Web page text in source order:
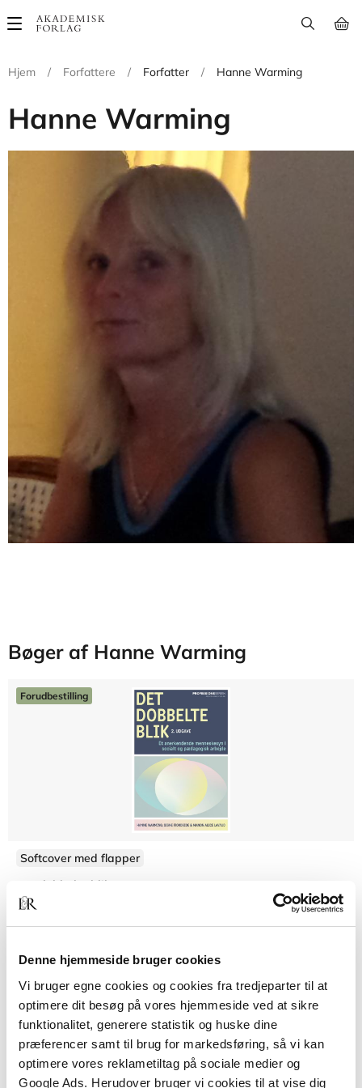
Denne hjemmeside bruger cookies
Vi bruger egne cookies og cookies fra tredjeparter til at
optimere dit besøg på vores hjemmeside ved at sikre
funktionalitet, generere statistik og huske dine
præferencer samt til brug for markedsføring, så vi kan
optimere vores reklametiltag på sociale medier og
Google Ads. Herudover bruger vi cookies til at vise dig
Main
Hjem
/ Forfattere / Forfatter / Hanne Warming
Hanne Warming
Bøger af Hanne Warming
Softcover med flapper
Det dobbelte blik
Hanne Warming
320,00 KR.
Forudbestilling